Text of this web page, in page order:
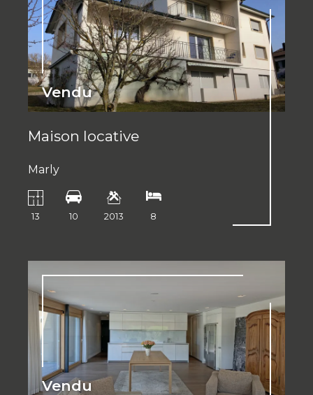
Vendu
Maison locative
Marly
13 10 2013 8
Vendu